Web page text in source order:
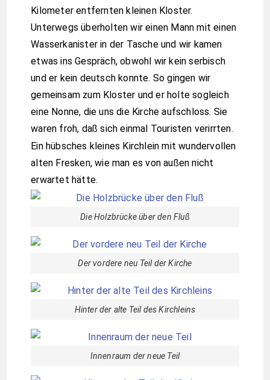
Kilometer entfernten kleinen Kloster.
Unterwegs überholten wir einen Mann mit einen
Wasserkanister in der Tasche und wir kamen
etwas ins Gespräch, obwohl wir kein serbisch
und er kein deutsch konnte. So gingen wir
gemeinsam zum Kloster und er holte sogleich
eine Nonne, die uns die Kirche aufschloss. Sie
waren froh, daß sich einmal Touristen verirrten.
Ein hübsches kleines Kirchlein mit wundervollen
alten Fresken, wie man es von außen nicht
erwartet hätte.
Die Holzbrücke über den Fluß
Der vordere neu Teil der Kirche
Hinter der alte Teil des Kirchleins
Innenraum der neue Teil